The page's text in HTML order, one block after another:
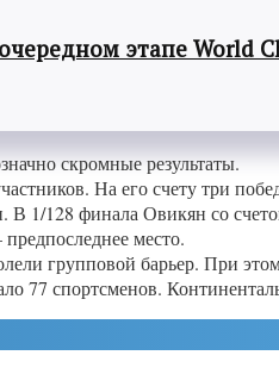
этапе World
скромные результаты.
На его счету три
128 финала Овикян со
место.
групповой барьер. При
спортсменов.